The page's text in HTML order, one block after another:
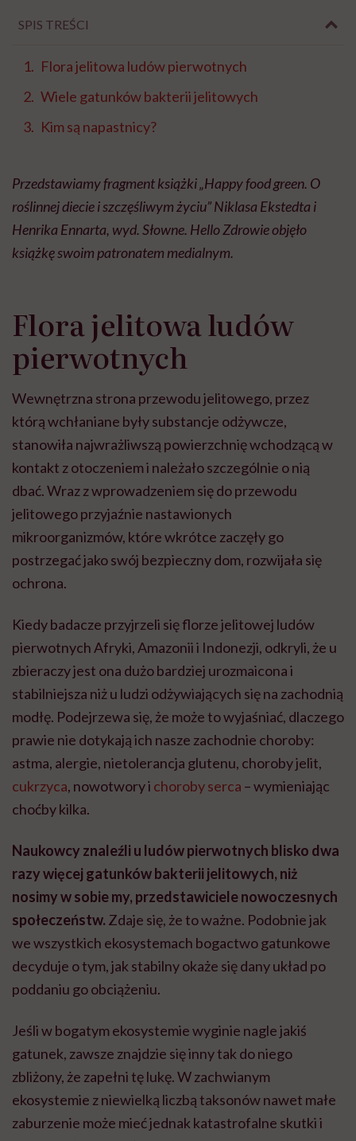
SPIS TREŚCI
Flora jelitowa ludów pierwotnych
Wiele gatunków bakterii jelitowych
Kim są napastnicy?
Przedstawiamy fragment książki „Happy food green. O
roślinnej diecie i szczęśliwym życiu” Niklasa Ekstedta i
Henrika Ennarta, wyd. Słowne. Hello Zdrowie objęło
książkę swoim patronatem medialnym.
Flora jelitowa ludów
pierwotnych
Wewnętrzna strona przewodu jelitowego, przez
którą wchłaniane były substancje odżywcze,
stanowiła najwrażliwszą powierzchnię wchodzącą w
kontakt z otoczeniem i należało szczególnie o nią
dbać. Wraz z wprowadzeniem się do przewodu
jelitowego przyjaźnie nastawionych
mikroorganizmów, które wkrótce zaczęły go
postrzegać jako swój bezpieczny dom, rozwijała się
ochrona.
Kiedy badacze przyjrzeli się florze jelitowej ludów
pierwotnych Afryki, Amazonii i Indonezji, odkryli, że u
zbieraczy jest ona dużo bardziej urozmaicona i
stabilniejsza niż u ludzi odżywiających się na zachodnią
modłę. Podejrzewa się, że może to wyjaśniać, dlaczego
prawie nie dotykają ich nasze zachodnie choroby:
astma, alergie, nietolerancja glutenu, choroby jelit,
cukrzyca, nowotwory i choroby serca – wymieniając
choćby kilka.
Naukowcy znaleźli u ludów pierwotnych blisko dwa
razy więcej gatunków bakterii jelitowych, niż
nosimy w sobie my, przedstawiciele nowoczesnych
społeczeństw. Zdaje się, że to ważne. Podobnie jak
we wszystkich ekosystemach bogactwo gatunkowe
decyduje o tym, jak stabilny okaże się dany układ po
poddaniu go obciążeniu.
Jeśli w bogatym ekosystemie wyginie nagle jakiś
gatunek, zawsze znajdzie się inny tak do niego
zbliżony, że zapełni tę lukę. W zachwianym
ekosystemie z niewielką liczbą taksonów nawet małe
zaburzenie może mieć jednak katastrofalne skutki i